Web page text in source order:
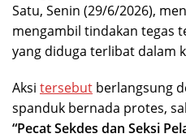
Satu, Senin (29/6/2026),
mengambil tindakan tegas
yang diduga terlibat dalam
Aksi tersebut berlangsung
spanduk bernada protes,
“Pecat Sekdes dan Seksi